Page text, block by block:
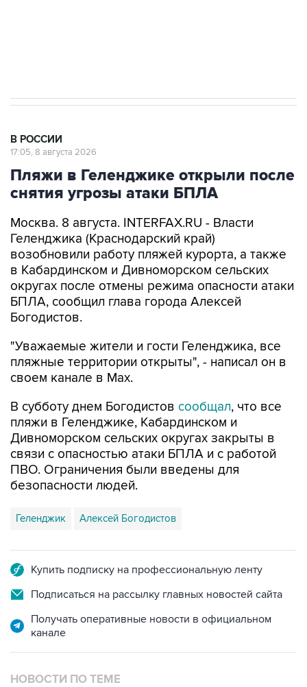
В РОССИИ
17:05, 8 августа 2026
Пляжи в Геленджике открыли после
снятия угрозы атаки БПЛА
Москва. 8 августа. INTERFAX.RU - Власти
Геленджика (Краснодарский край)
возобновили работу пляжей курорта, а также
в Кабардинском и Дивноморском сельских
округах после отмены режима опасности атаки
БПЛА, сообщил глава города Алексей
Богодистов.
"Уважаемые жители и гости Геленджика, все
пляжные территории открыты", - написал он в
своем канале в Max.
В субботу днем Богодистов сообщал, что все
пляжи в Геленджике, Кабардинском и
Дивноморском сельских округах закрыты в
связи с опасностью атаки БПЛА и с работой
ПВО. Ограничения были введены для
безопасности людей.
Геленджик Алексей Богодистов
Купить подписку на профессиональную ленту
Подписаться на рассылку главных новостей сайта
Получать оперативные новости в официальном
канале
НОВОСТИ ПО ТЕМЕ